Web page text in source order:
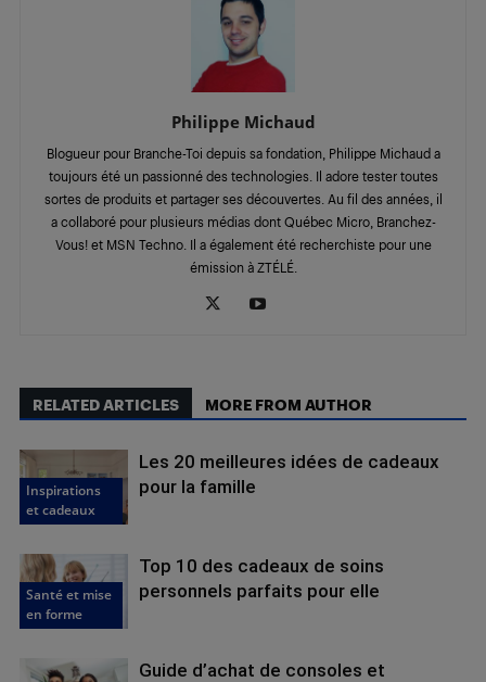
Philippe Michaud
Blogueur pour Branche-Toi depuis sa fondation, Philippe Michaud a
toujours été un passionné des technologies. Il adore tester toutes
sortes de produits et partager ses découvertes. Au fil des années, il
a collaboré pour plusieurs médias dont Québec Micro, Branchez-
Vous! et MSN Techno. Il a également été recherchiste pour une
émission à ZTÉLÉ.
RELATED ARTICLES MORE FROM AUTHOR
Inspirations
et cadeaux
Les 20 meilleures idées de cadeaux
pour la famille
Santé et mise
en forme
Top 10 des cadeaux de soins
personnels parfaits pour elle
Guide d’achat de consoles et